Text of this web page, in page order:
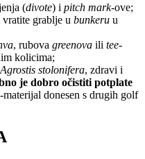
(divote) i pitch mark-ove;
vratite grablje u bunkeru u
, rubova greenova ili tee-
kolicima;
Agrostis stolonifera, zdravi i
je dobro očistiti potplate
donesen s drugih golf